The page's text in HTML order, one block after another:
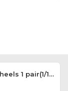
Green 5-spoke Painted Wheels 1 pair(1/10 Car)